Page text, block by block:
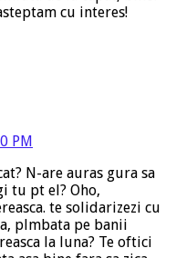
cu interes!
PM
N-are auras gura sa
tu pt el? Oho,
te solidarizezi cu
plmbata pe banii
la luna? Te oftici